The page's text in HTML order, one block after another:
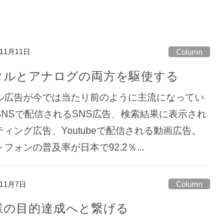
月11日 Column
ルとアナログの両方を駆使する
広告が今では当たり前のように主流になってい
で配信されるSNS広告、検索結果に表示され
ィング広告、Youtubeで配信される動画広告。
フォンの普及率が日本で92.2％...
月7日 Column
の目的達成へと繋げる